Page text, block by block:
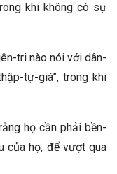
khi không có sự
tri nào nói với dân-
tự-giá”, trong khi
họ cần phải bền-
của họ, để vượt qua